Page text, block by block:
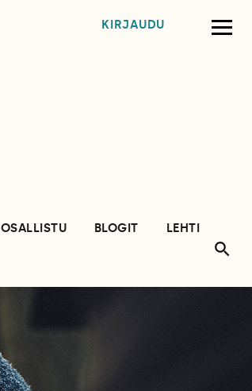
KIRJAUDU
OSALLISTU BLOGIT
LEHTI